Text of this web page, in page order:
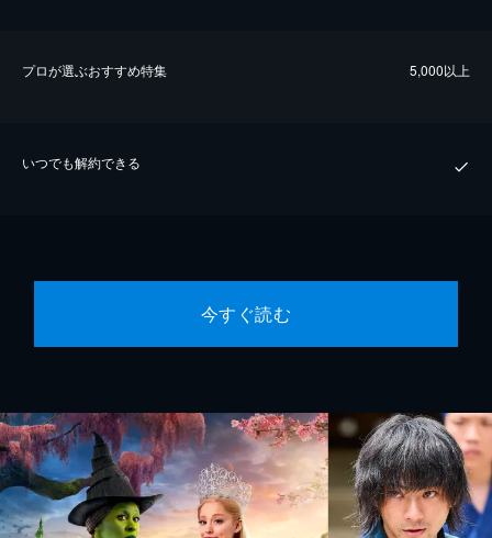
プロが選ぶおすすめ特集 5,000以上
いつでも解約できる
今すぐ読む